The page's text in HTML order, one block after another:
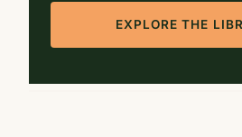
EXPLORE THE